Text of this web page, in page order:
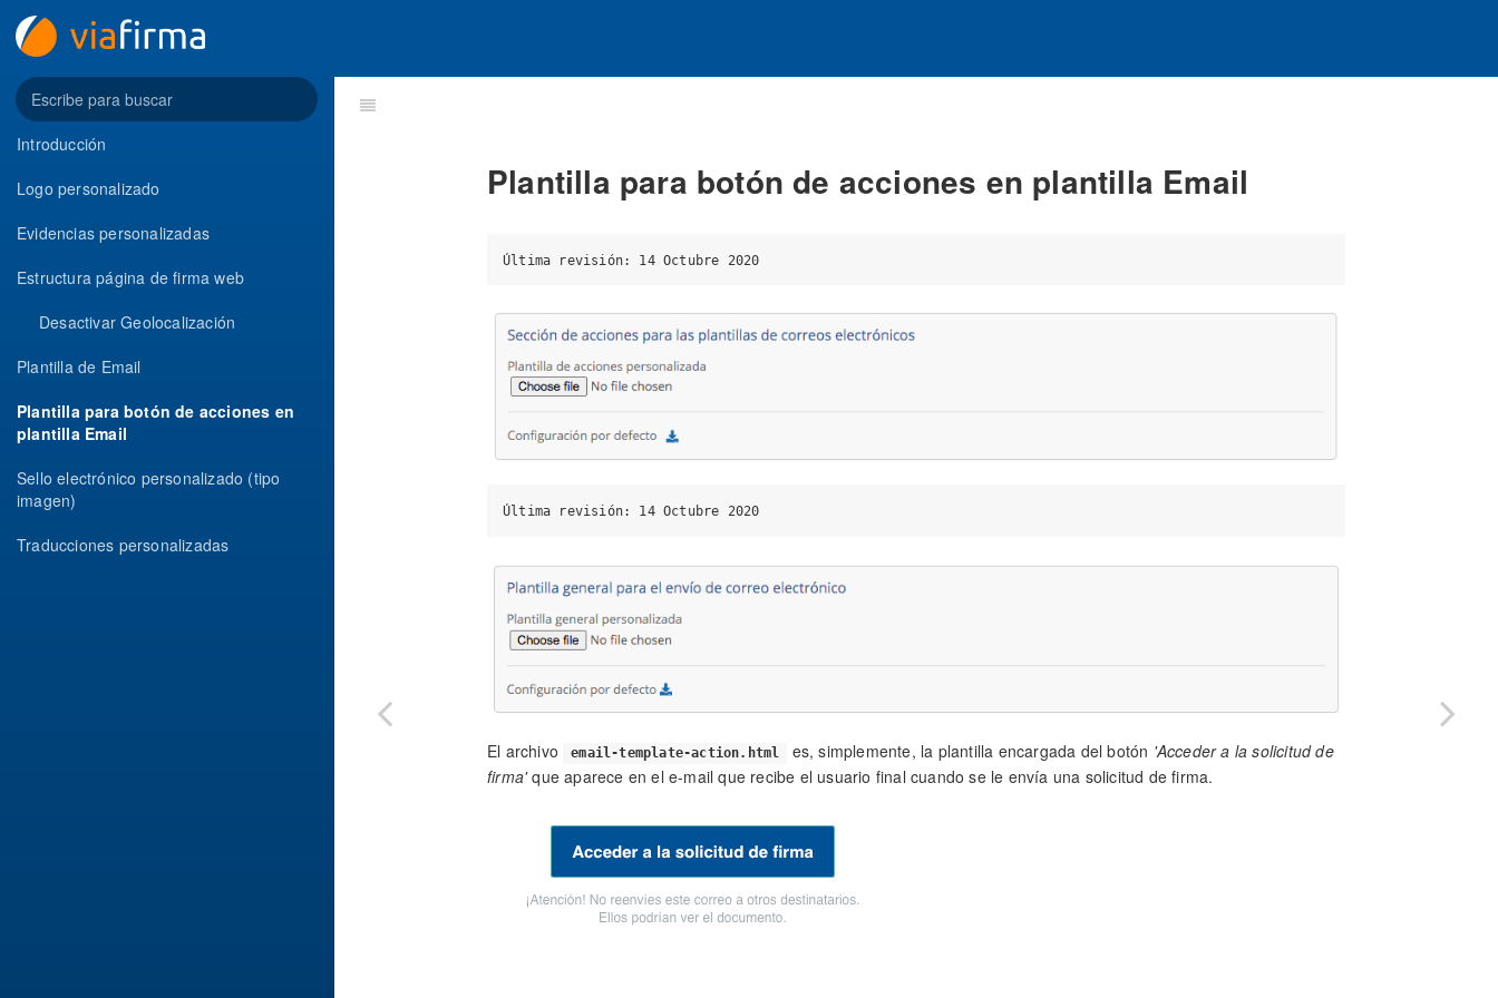
Introducción
Logo personalizado
Evidencias personalizadas
Estructura página de firma web
Desactivar Geolocalización
Plantilla de Email
Plantilla para botón de acciones en
plantilla Email
Sello electrónico personalizado (tipo
imagen)
Traducciones personalizadas
Plantilla para botón de acciones en plantilla Email
El archivo email-template-action.html es, simplemente, la plantilla encargada del botón 'Acceder a la solicitud de
firma'que aparece en el e-mail que recibe el usuario final cuando se le envía una solicitud de firma.